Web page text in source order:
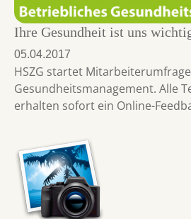
Ihre Gesundheit ist uns
05.04.2017
HSZG startet
Gesundheitsmanagement. Alle
erhalten sofort ein Online-